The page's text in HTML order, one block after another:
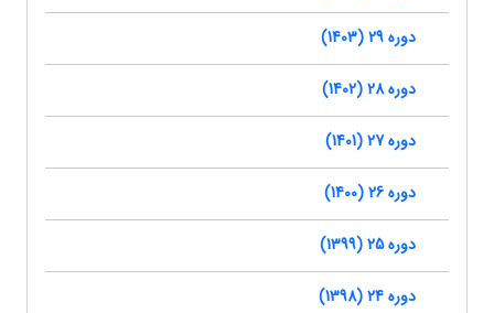
دوره 29 (1403)
دوره 28 (1402)
دوره 27 (1401)
دوره 26 (1400)
دوره 25 (1399)
دوره 24 (1398)